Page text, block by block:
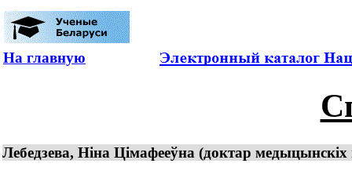
На главную
Лебедзева, Ніна Цімафееўна (доктар медыцынскіх